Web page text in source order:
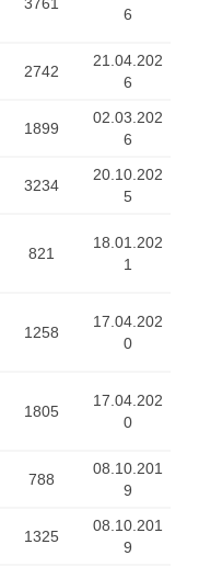
6
2742
21.04.202
6
1899
02.03.202
6
3234
20.10.202
5
821
18.01.202
1
1258
17.04.202
0
1805
17.04.202
0
788
08.10.201
9
1325
08.10.201
9